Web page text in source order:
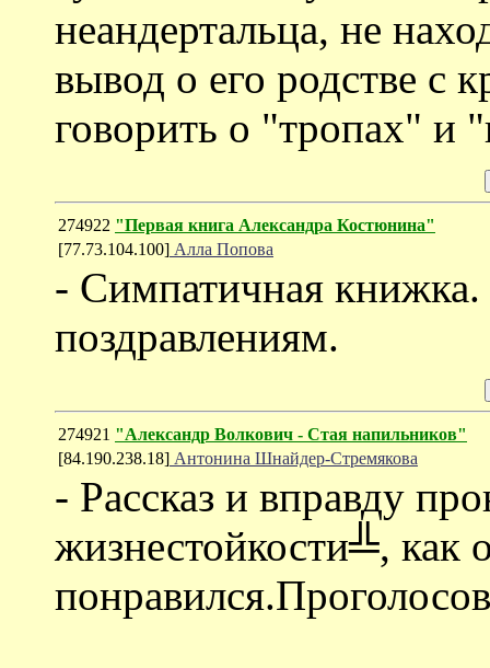
неандертальца, не
вывод о его родстве с
говорить о "тропах" и
274922 "Первая книга Александра Костюнина"
[77.73.104.100] Алла Попова
- Симпатичная
поздравлениям.
274921 "Александр Волкович - Стая напильников"
[84.190.238.18] Антонина Шнайдер-Стремякова
- Рассказ и вправду
жизнестойкости╩, как